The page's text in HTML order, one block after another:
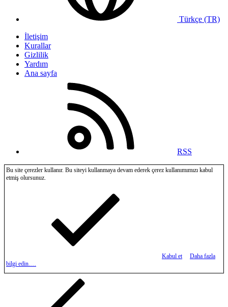
Türkçe (TR)
İletişim
Kurallar
Gizlilik
Yardım
Ana sayfa
RSS
Bu site çerezler kullanır. Bu siteyi kullanmaya devam ederek çerez kullanımımızı kabul
etmiş olursunuz.
Kabul et
Daha fazla
bilgi edin.…